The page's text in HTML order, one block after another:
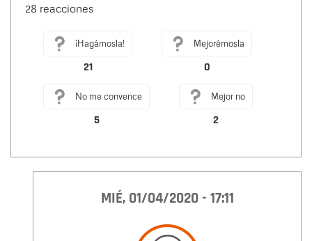
28 reacciones
¡Hagámosla!
21
Mejorémosla
0
No me convence
5
Mejor no
2
MIÉ, 01/04/2020 - 17:11